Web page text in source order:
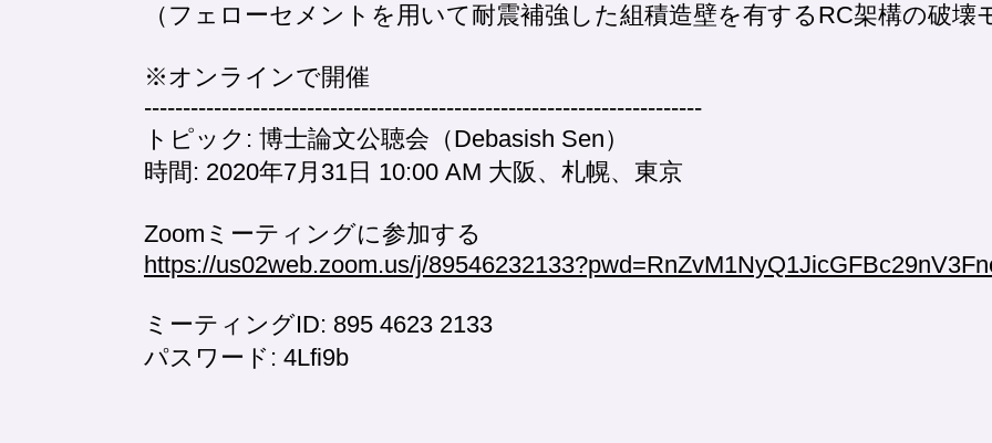
（フェローセメントを用いて耐震補強した組積造壁を有するRC架構の破壊
※オンラインで開催
------------------------------------------------------------------------
トピック: 博士論文公聴会（Debasish Sen）
時間: 2020年7月31日 10:00 AM 大阪、札幌、東京
Zoomミーティングに参加する
https://us02web.zoom.us/j/
ミーティングID: 895 4623 2133
パスワード: 4Lfi9b